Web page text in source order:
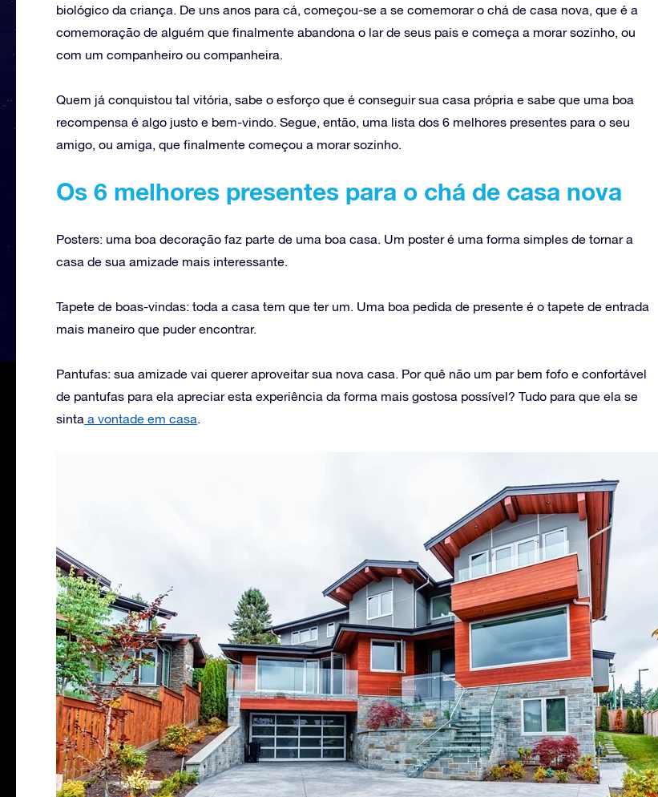
biológico da criança. De uns anos para cá, começou-se a se comemorar o chá de casa nova, que é a
comemoração de alguém que finalmente abandona o lar de seus pais e começa a morar sozinho, ou
com um companheiro ou companheira.
Quem já conquistou tal vitória, sabe o esforço que é conseguir sua casa própria e sabe que uma boa
recompensa é algo justo e bem-vindo. Segue, então, uma lista dos 6 melhores presentes para o seu
amigo, ou amiga, que finalmente começou a morar sozinho.
Os 6 melhores presentes para o chá de casa nova
Posters: uma boa decoração faz parte de uma boa casa. Um poster é uma forma simples de tornar a
casa de sua amizade mais interessante.
Tapete de boas-vindas: toda a casa tem que ter um. Uma boa pedida de presente é o tapete de entrada
mais maneiro que puder encontrar.
Pantufas: sua amizade vai querer aproveitar sua nova casa. Por quê não um par bem fofo e confortável
de pantufas para ela apreciar esta experiência da forma mais gostosa possível? Tudo para que ela se
sinta a vontade em casa.